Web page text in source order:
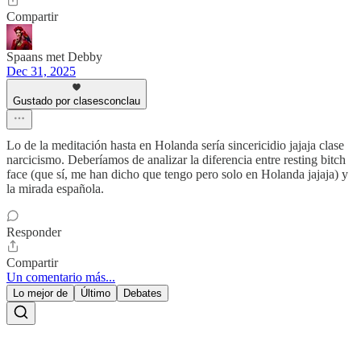
Compartir
Spaans met Debby
Dec 31, 2025
Gustado por clasesconclau
Lo de la meditación hasta en Holanda sería sincericidio jajaja clase
narcicismo. Deberíamos de analizar la diferencia entre resting bitch
face (que sí, me han dicho que tengo pero solo en Holanda jajaja) y
la mirada española.
Responder
Compartir
Un comentario más...
Lo mejor de Último Debates